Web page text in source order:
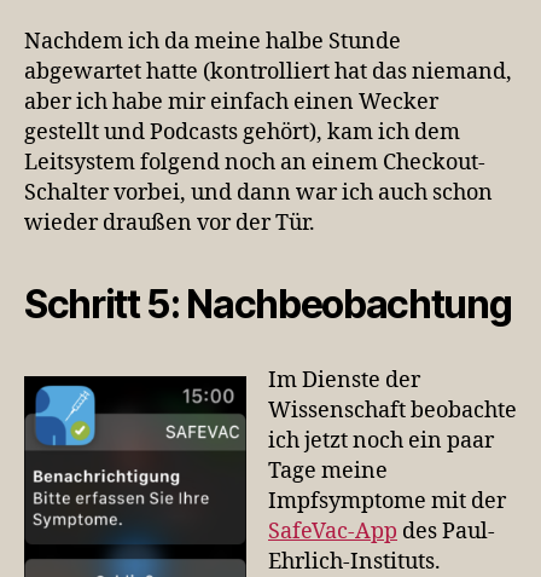
Nachdem ich da meine halbe Stunde
abgewartet hatte (kontrolliert hat das niemand,
aber ich habe mir einfach einen Wecker
gestellt und Podcasts gehört), kam ich dem
Leitsystem folgend noch an einem Checkout-
Schalter vorbei, und dann war ich auch schon
wieder draußen vor der Tür.
Schritt 5: Nachbeobachtung
Im Dienste der
Wissenschaft beobachte
ich jetzt noch ein paar
Tage meine
Impfsymptome mit der
SafeVac-App des Paul-
Ehrlich-Instituts.